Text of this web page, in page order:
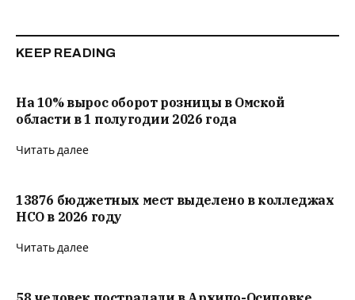
KEEP READING
На 10% вырос оборот розницы в Омской
области в 1 полугодии 2026 года
Читать далее
13876 бюджетных мест выделено в колледжах
НСО в 2026 году
Читать далее